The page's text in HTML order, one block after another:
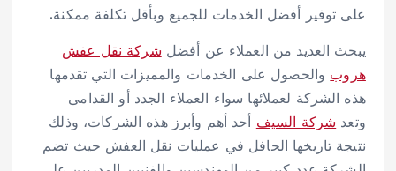
على توفير أفضل الخدمات للجميع وبأقل تكلفة ممكنة.
يبحث العديد من العملاء عن أفضل شركة نقل عفش
هروب والحصول على الخدمات والمميزات التي تقدمها
هذه الشركة لعملائها سواء العملاء الجدد أو القدامى
وتعد شركة السيف أحد أهم وأبرز هذه الشركات، وذلك
نتيجة تاريخها الحافل في عمليات نقل العفش حيث تضم